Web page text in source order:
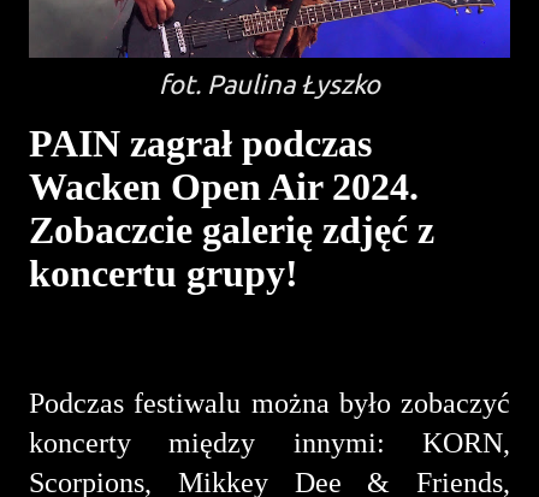
fot. Paulina Łyszko
PAIN zagrał podczas
Wacken Open Air 2024.
Zobaczcie galerię zdjęć z
koncertu grupy!
Podczas festiwalu można było zobaczyć
koncerty między innymi: KORN,
Scorpions, Mikkey Dee & Friends,